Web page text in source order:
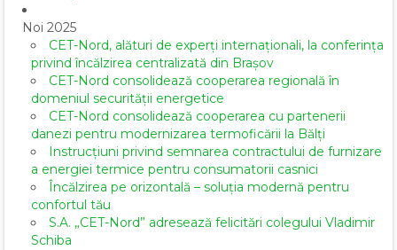
Noi 2025
CET-Nord, alături de experți internaționali, la conferința
privind încălzirea centralizată din Brașov
CET-Nord consolidează cooperarea regională în
domeniul securității energetice
CET-Nord consolidează cooperarea cu partenerii
danezi pentru modernizarea termoficării la Bălți
Instrucțiuni privind semnarea contractului de furnizare
a energiei termice pentru consumatorii casnici
Încălzirea pe orizontală – soluția modernă pentru
confortul tău
S.A. „CET-Nord” adresează felicitări colegului Vladimir
Schiba